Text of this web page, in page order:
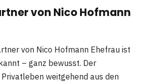
von Nico Hofmann
von Nico Hofmann Ehefrau ist
– ganz bewusst. Der
weitgehend aus den